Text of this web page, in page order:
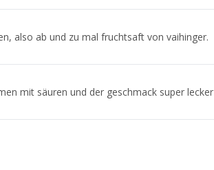
also ab und zu mal fruchtsaft von vaihinger.
mit säuren und der geschmack super lecker